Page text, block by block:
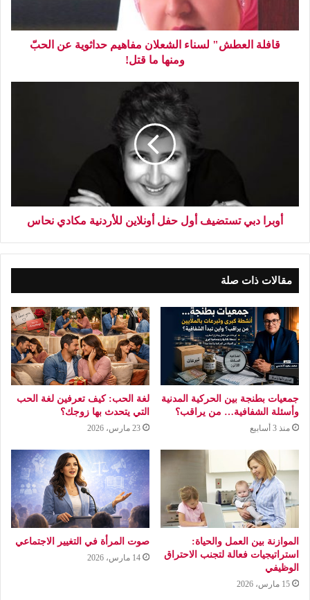
قافلة العطش" لسناء الشعلان مفاهيم حداثوية عن الحبّ
ومنها ما قتل!
أوبرا دبي تستضيف أول حفل أونلاين للأردنية مكادي نحاس
مقالات ذات صلة
جمعيات بطنجة بين الحركية المدنية
وأسئلة الشفافية… من يراقب؟
منذ 3 أسابيع
لغة الحب: كيف تعرفين لغة الحب
التي يتحدث بها زوجك؟
23 مارس، 2026
الموازنة بين العمل والحياة:
استراتيجيات فعالة لتجنب الاحتراق
الوظيفي
15 مارس، 2026
صوت المرأة في التغيير الاجتماعي
14 مارس، 2026